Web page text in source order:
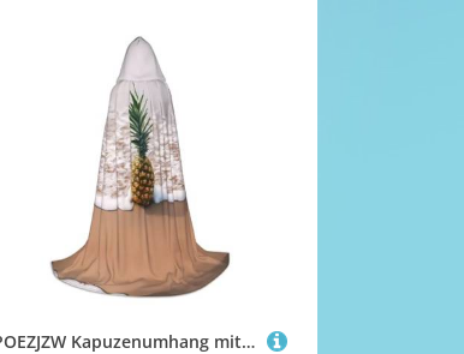
POEZJZW Kapuzenumhang mit Ananas am Strand, für Damen, Herren, Halloween-Kostüm, Maskerade, Cosplay, Kostüm, Weihnachten, Party, Robe, Größe S